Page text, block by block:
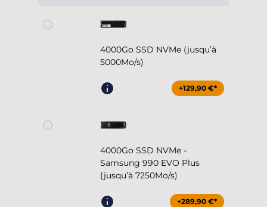
4000Go SSD NVMe (jusqu’à
5000Mo/s)
+129,90 €*
4000Go SSD NVMe -
Samsung 990 EVO Plus
(jusqu’à 7250Mo/s)
+289,90 €*